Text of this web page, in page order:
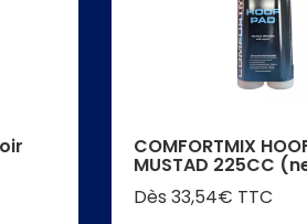
COMFORTMIX
MUSTAD 225CC
Dès 33,54€ TTC